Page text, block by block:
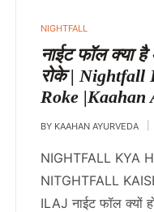
POSTED
NIGHTFALL
नाईट फॉल क्या
रोके | Nightfall
Roke |Kaahan
BY KAAHAN AYURVEDA
NIGHTFALL KYA
NITGHTFALL
ILAJ नाईट फॉल क्यों